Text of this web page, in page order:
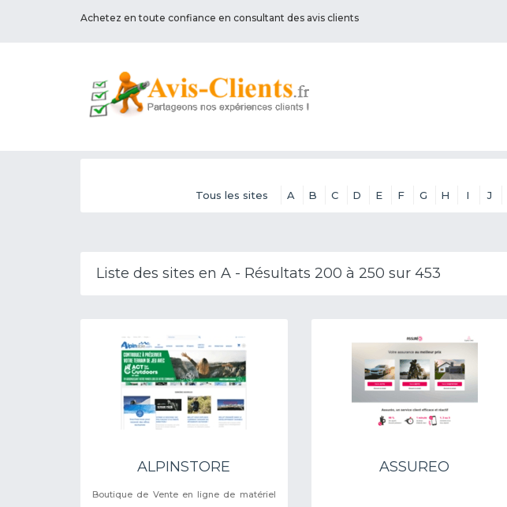
Achetez en toute confiance en consultant des avis clients
Tous les sites A B C D E F G H I J
Liste des sites en A - Résultats 200 à 250 sur 453
ALPINSTORE
Boutique de Vente en ligne de matériel
ASSUREO